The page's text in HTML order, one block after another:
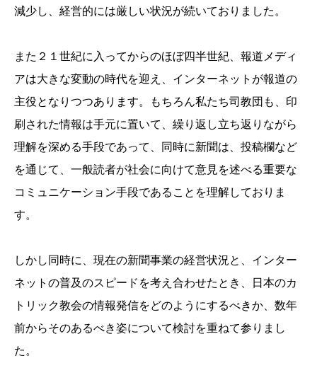
減少し、経営的には厳しい状況が続いておりました。
また２１世紀に入ってからのほぼ四半世紀、報道メディ
アは大きな変動の時代を迎え、インターネットが報道の
主役となりつつあります。もちろん私たち司教団も、印
刷された情報は手元に置いて、繰り返し立ち返りながら
理解を深める手段であって、同時に新聞は、投稿欄など
を通じて、一般読者が社会に向けて意見を述べる重要な
コミュニケーション手段であることを理解しておりま
す。
しかし同時に、現在の新聞事業の経営状況と、インター
ネットの普及のスピードを考え合わせたとき、日本のカ
トリック教会の情報発信をどのようにするべきか、数年
前からそのあるべき姿について検討を重ねて参りまし
た。